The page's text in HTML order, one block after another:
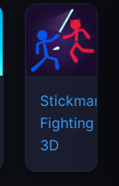
Stickman
Fighting
3D